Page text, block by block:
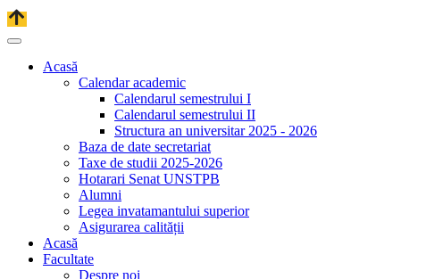
Acasă
Calendar academic
Calendarul semestrului I
Calendarul semestrului II
Structura an universitar 2025 - 2026
Baza de date secretariat
Taxe de studii 2025-2026
Hotarari Senat UNSTPB
Alumni
Legea invatamantului superior
Asigurarea calității
Acasă
Facultate
Despre noi